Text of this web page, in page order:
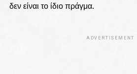
δεν είναι το ίδιο πράγμα.
ADVERTISEMENT